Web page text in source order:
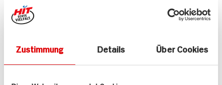
Zustimmung Details Über Cookies
18x verfügbar